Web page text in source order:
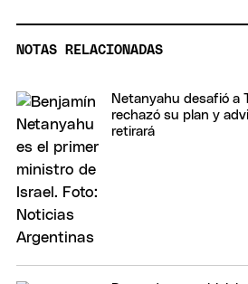
NOTAS RELACIONADAS
Netanyahu desafió a
rechazó su plan y
retirará